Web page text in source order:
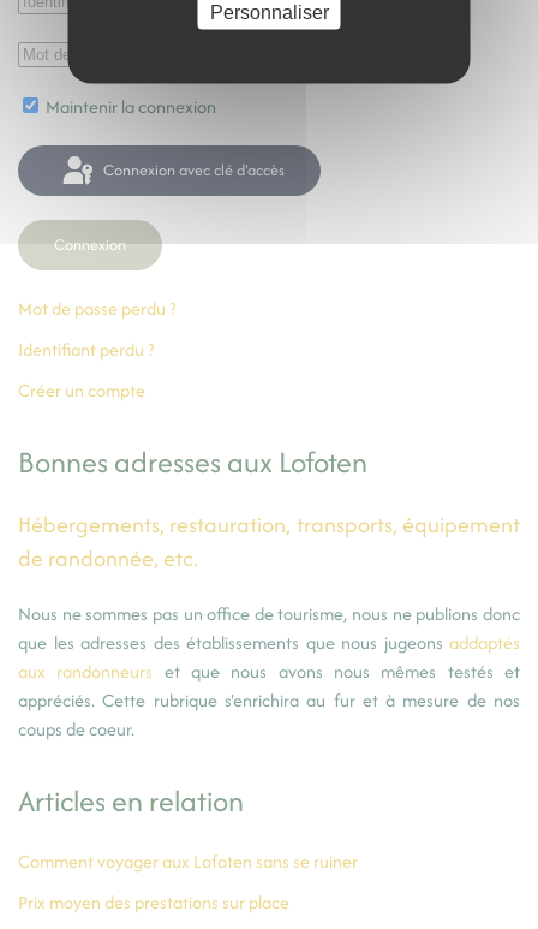
Maintenir la connexion
Connexion avec clé d'accès
Connexion
Mot de passe perdu ?
Identifiant perdu ?
Créer un compte
Bonnes adresses aux Lofoten
Hébergements, restauration, transports, équipement
de randonnée, etc.
Nous ne sommes pas un office de tourisme, nous ne publions donc
que les adresses des établissements que nous jugeons addaptés
aux randonneurs et que nous avons nous mêmes testés et
appréciés. Cette rubrique s'enrichira au fur et à mesure de nos
coups de coeur.
Articles en relation
Comment voyager aux Lofoten sans se ruiner
Prix moyen des prestations sur place
Personnaliser